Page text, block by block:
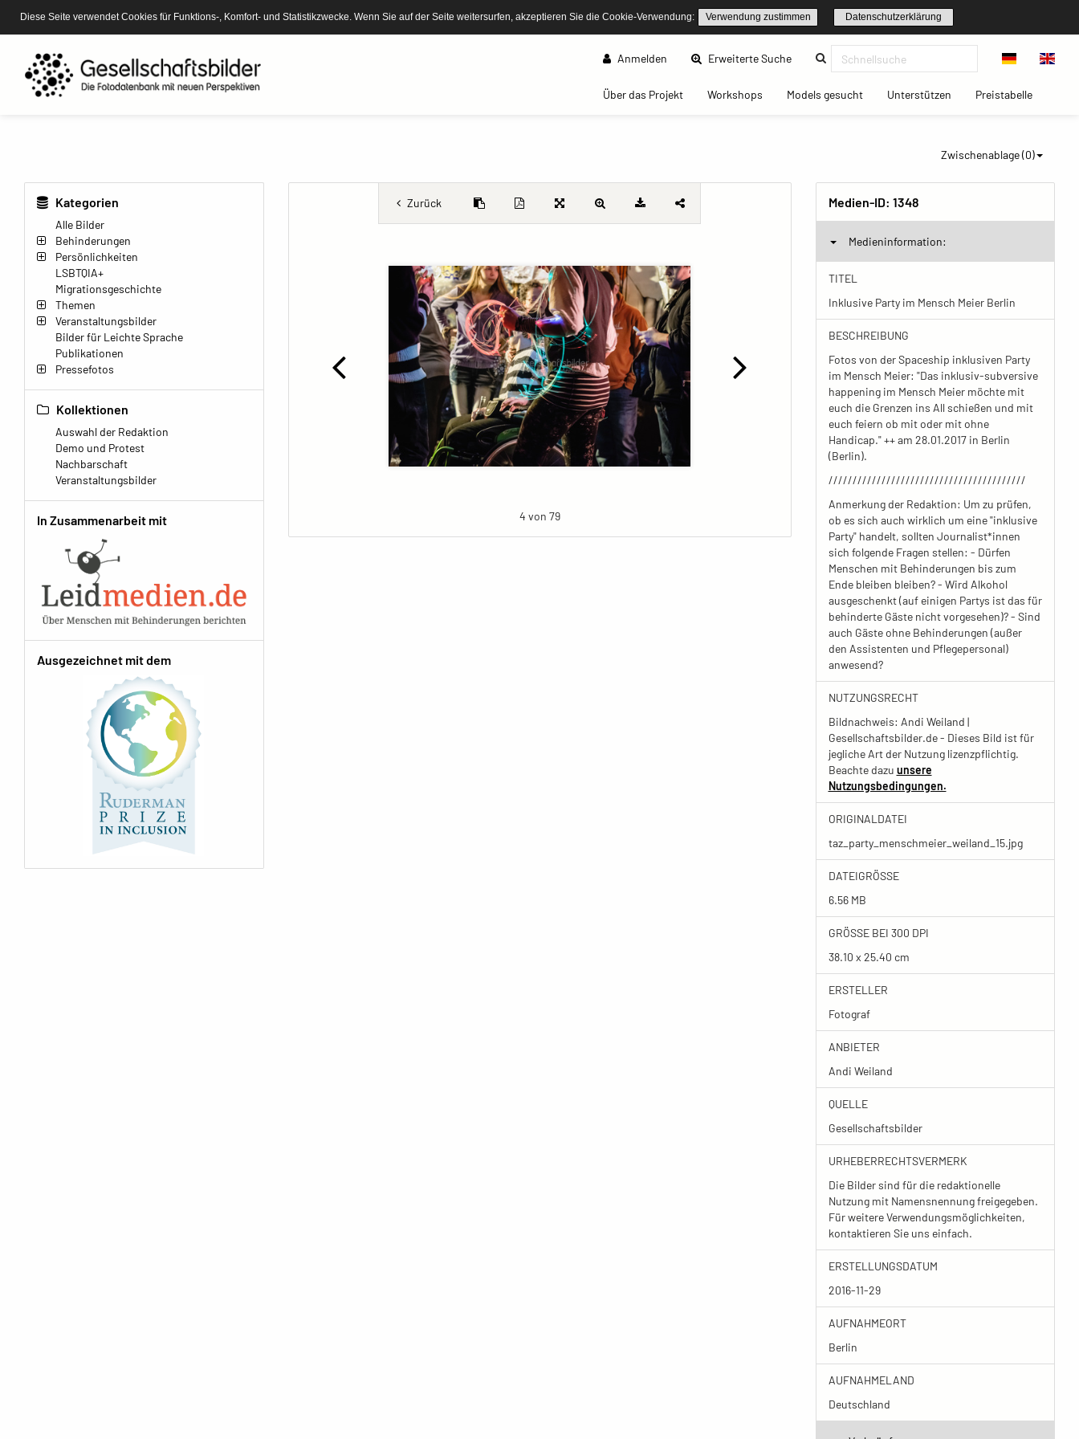
Diese Seite verwendet Cookies für Funktions-, Komfort- und Statistikzwecke. Wenn Sie auf der Seite weitersurfen, akzeptieren Sie die Cookie-Verwendung: Verwendung zustimmen Datenschutzerklärung
Anmelden Erweiterte Suche(current)
Über das Projekt(current)Workshops(current)Models gesucht(current)Unterstützen(current)Preistabelle(current)
Zwischenablage (0)
Kategorien
Alle Bilder
Behinderungen
Persönlichkeiten
LSBTQIA+
Migrationsgeschichte
Themen
Veranstaltungsbilder
Bilder für Leichte Sprache
Publikationen
Pressefotos
Kollektionen
Auswahl der Redaktion
Demo und Protest
Nachbarschaft
Veranstaltungsbilder
In Zusammenarbeit mit
Ausgezeichnet mit dem
Zurück
4 von 79
Medien-ID: 1348
Medieninformation:
TITEL
Inklusive Party im Mensch Meier Berlin
BESCHREIBUNG
Fotos von der Spaceship inklusiven Party
im Mensch Meier: "Das inklusiv-subversive
happening im Mensch Meier möchte mit
euch die Grenzen ins All schießen und mit
euch feiern ob mit oder mit ohne
Handicap." ++ am 28.01.2017 in Berlin
(Berlin).
/////////////////////////////////////////
Anmerkung der Redaktion: Um zu prüfen,
ob es sich auch wirklich um eine "inklusive
Party" handelt, sollten Journalist*innen
sich folgende Fragen stellen: - Dürfen
Menschen mit Behinderungen bis zum
Ende bleiben bleiben? - Wird Alkohol
ausgeschenkt (auf einigen Partys ist das für
behinderte Gäste nicht vorgesehen)? - Sind
auch Gäste ohne Behinderungen (außer
den Assistenten und Pflegepersonal)
anwesend?
NUTZUNGSRECHT
Bildnachweis: Andi Weiland |
Gesellschaftsbilder.de - Dieses Bild ist für
jegliche Art der Nutzung lizenzpflichtig.
Beachte dazu unsere
Nutzungsbedingungen.
ORIGINALDATEI
taz_party_menschmeier_weiland_15.jpg
DATEIGRÖSSE
6.56 MB
GRÖSSE BEI 300 DPI
38.10 x 25.40 cm
ERSTELLER
Fotograf
ANBIETER
Andi Weiland
QUELLE
Gesellschaftsbilder
URHEBERRECHTSVERMERK
Die Bilder sind für die redaktionelle
Nutzung mit Namensnennung freigegeben.
Für weitere Verwendungsmöglichkeiten,
kontaktieren Sie uns einfach.
ERSTELLUNGSDATUM
2016-11-29
AUFNAHMEORT
Berlin
AUFNAHMELAND
Deutschland